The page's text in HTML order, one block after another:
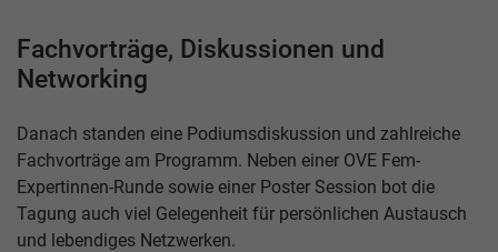
Fachvorträge, Diskussionen und
Networking
Danach standen eine Podiumsdiskussion und zahlreiche
Fachvorträge am Programm. Neben einer OVE Fem-
Expertinnen-Runde sowie einer Poster Session bot die
Tagung auch viel Gelegenheit für persönlichen Austausch
und lebendiges Netzwerken.